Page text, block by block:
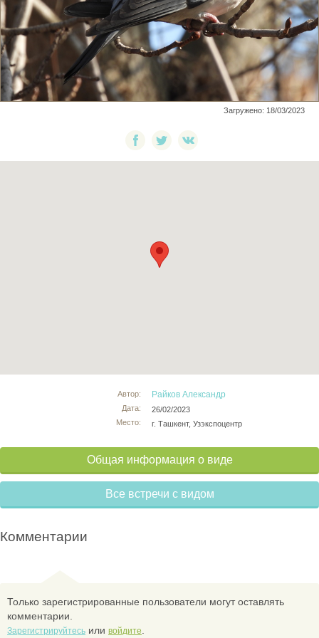
Загружено: 18/03/2023
Автор:
Дата:
Место:
Райков Александр
26/02/2023
г. Ташкент, Узэкспоцентр
Общая информация о виде
Все встречи с видом
Комментарии
Только зарегистрированные пользователи могут оставлять
комментарии.
Зарегистрируйтесь или войдите